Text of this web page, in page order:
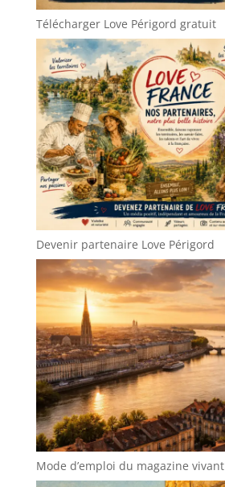
Télécharger Love Périgord gratuit
Devenir partenaire Love Périgord
Mode d’emploi du magazine vivant